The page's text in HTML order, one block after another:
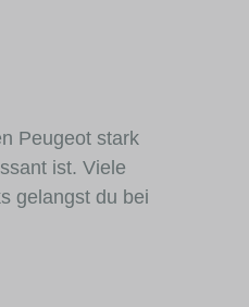
Peugeot stark
ist. Viele
gelangst du bei